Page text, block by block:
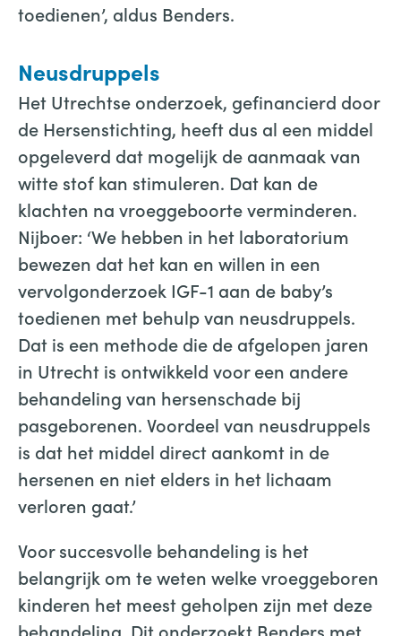
toedienen’, aldus Benders.
Neusdruppels
Het Utrechtse onderzoek, gefinancierd door
de Hersenstichting, heeft dus al een middel
opgeleverd dat mogelijk de aanmaak van
witte stof kan stimuleren. Dat kan de
klachten na vroeggeboorte verminderen.
Nijboer: ‘We hebben in het laboratorium
bewezen dat het kan en willen in een
vervolgonderzoek IGF-1 aan de baby’s
toedienen met behulp van neusdruppels.
Dat is een methode die de afgelopen jaren
in Utrecht is ontwikkeld voor een andere
behandeling van hersenschade bij
pasgeborenen. Voordeel van neusdruppels
is dat het middel direct aankomt in de
hersenen en niet elders in het lichaam
verloren gaat.’
Voor succesvolle behandeling is het
belangrijk om te weten welke vroeggeboren
kinderen het meest geholpen zijn met deze
behandeling. Dit onderzoekt Benders met